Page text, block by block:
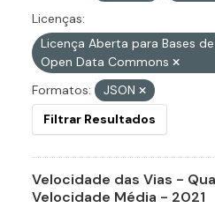
Licenças:
Licença Aberta para Bases
Open Data Commons
Formatos:
JSON
Filtrar Resultados
Velocidade das Vias -
Velocidade Média - 2021